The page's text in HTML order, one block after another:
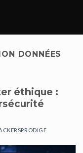
DONNÉES
éthique :